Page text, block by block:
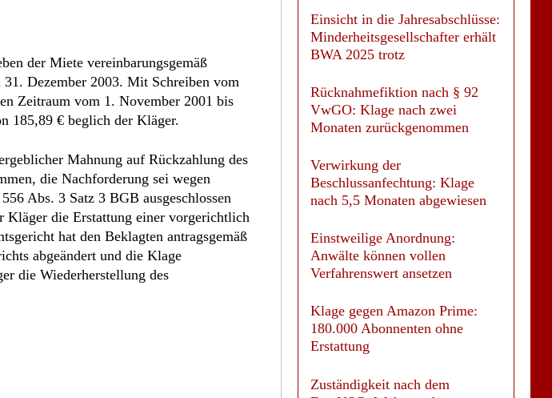
der Miete vereinbarungsgemäß
Dezember 2003. Mit Schreiben vom
Zeitraum vom 1. November 2001 bis
185,89 € beglich der Kläger.
Mahnung auf Rückzahlung des
die Nachforderung sei wegen
Abs. 3 Satz 3 BGB ausgeschlossen
Kläger die Erstattung einer vorgerichtlich
hat den Beklagten antragsgemäß
abgeändert und die Klage
die Wiederherstellung des
Einsicht in die Jahresabschlüsse:
Minderheitsgesellschafter erhält
BWA 2025 trotz
Rücknahmefiktion nach § 92
VwGO: Klage nach zwei
Monaten zurückgenommen
Verwirkung der
Beschlussanfechtung: Klage
nach 5,5 Monaten abgewiesen
Einstweilige Anordnung:
Anwälte können vollen
Verfahrenswert ansetzen
Klage gegen Amazon Prime:
180.000 Abonnenten ohne
Erstattung
Zuständigkeit nach dem